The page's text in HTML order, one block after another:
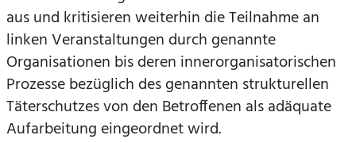
aus und kritisieren weiterhin die Teilnahme an
linken Veranstaltungen durch genannte
Organisationen bis deren innerorganisatorischen
Prozesse bezüglich des genannten strukturellen
Täterschutzes von den Betroffenen als adäquate
Aufarbeitung eingeordnet wird.